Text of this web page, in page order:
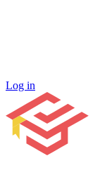
Log in